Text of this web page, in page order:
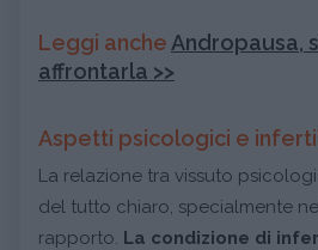
Leggi anche Andropausa,
affrontarla >>
Aspetti psicologici e
La relazione tra vissuto
del tutto chiaro, specialmente
rapporto. La condizione di